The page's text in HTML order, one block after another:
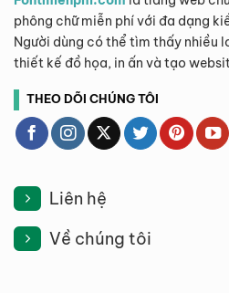
phông chữ miễn phí với đa dạng
Người dùng có thể tìm thấy nhiều
thiết kế đồ họa, in ấn và tạo
THEO DÕI CHÚNG TÔI
Liên hệ
Về chúng tôi